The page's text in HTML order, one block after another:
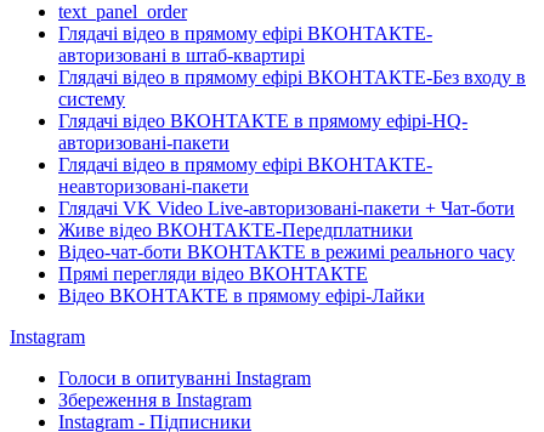
text_panel_order
Глядачі відео в прямому ефірі ВКОНТАКТЕ-
авторизовані в штаб-квартирі
Глядачі відео в прямому ефірі ВКОНТАКТЕ-Без входу в
систему
Глядачі відео ВКОНТАКТЕ в прямому ефірі-HQ-
авторизовані-пакети
Глядачі відео в прямому ефірі ВКОНТАКТЕ-
неавторизовані-пакети
Глядачі VK Video Live-авторизовані-пакети + Чат-боти
Живе відео ВКОНТАКТЕ-Передплатники
Відео-чат-боти ВКОНТАКТЕ в режимі реального часу
Прямі перегляди відео ВКОНТАКТЕ
Відео ВКОНТАКТЕ в прямому ефірі-Лайки
Instagram
Голоси в опитуванні Instagram
Збереження в Instagram
Instagram - Підписники